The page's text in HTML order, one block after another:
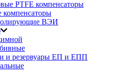
PTFE компенсаторы
компенсаторы
ВЭИ
и резервуары ЕП и ЕПП